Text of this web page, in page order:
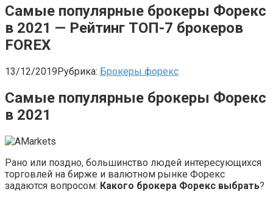
Самые популярные брокеры Форекс
в 2021 — Рейтинг ТОП-7 брокеров
FOREX
13/12/2019Рубрика: Брокеры форекс
Самые популярные брокеры Форекс
в 2021
Рано или поздно, большинство людей интересующихся
торговлей на бирже и валютном рынке Форекс
задаются вопросом: Какого брокера Форекс выбрать?